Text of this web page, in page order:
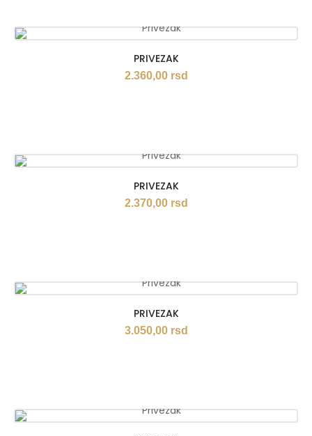
PRIVEZAK
2.360,00 rsd
PRIVEZAK
2.370,00 rsd
PRIVEZAK
3.050,00 rsd